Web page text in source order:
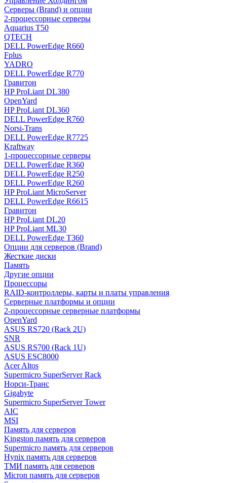
Серверы (Brand) и опции
2-процессорные серверы
Aquarius T50
QTECH
DELL PowerEdge R660
Fplus
YADRO
DELL PowerEdge R770
Гравитон
HP ProLiant DL380
OpenYard
HP ProLiant DL360
DELL PowerEdge R760
Norsi-Trans
DELL PowerEdge R7725
Kraftway
1-процессорные серверы
DELL PowerEdge R360
DELL PowerEdge R250
DELL PowerEdge R260
HP ProLiant MicroServer
DELL PowerEdge R6615
Гравитон
HP ProLiant DL20
HP ProLiant ML30
DELL PowerEdge T360
Опции для серверов (Brand)
Жесткие диски
Память
Другие опции
Процессоры
RAID-контроллеры, карты и платы управления
Серверные платформы и опции
2-процессорные серверные платформы
OpenYard
ASUS RS720 (Rack 2U)
SNR
ASUS RS700 (Rack 1U)
ASUS ESC8000
Acer Altos
Supermicro SuperServer Rack
Норси-Транс
Gigabyte
Supermicro SuperServer Tower
AIC
MSI
Память для серверов
Kingston память для серверов
Supermicro память для серверов
Hynix память для серверов
ТМИ память для серверов
Micron память для серверов